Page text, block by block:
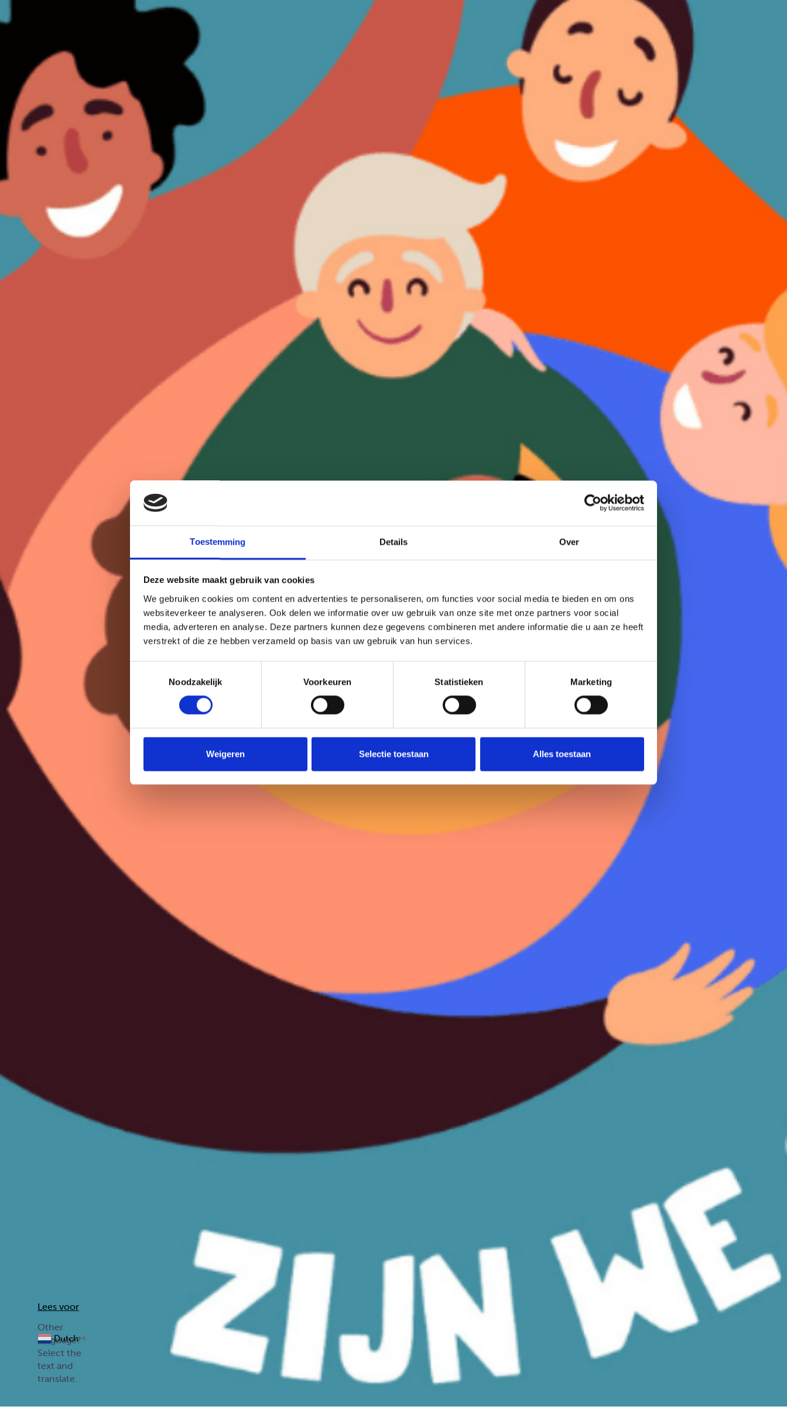
Toestemming Details Over
Deze website maakt gebruik van cookies
We gebruiken cookies om content en advertenties te personaliseren, om functies voor social media te bieden en om ons
websiteverkeer te analyseren. Ook delen we informatie over uw gebruik van onze site met onze partners voor social
media, adverteren en analyse. Deze partners kunnen deze gegevens combineren met andere informatie die u aan ze heeft
verstrekt of die ze hebben verzameld op basis van uw gebruik van hun services.
Noodzakelijk
Voorkeuren Statistieken Marketing
Weigeren Selectie toestaan Alles toestaan
Lees voor
Dutch ▼